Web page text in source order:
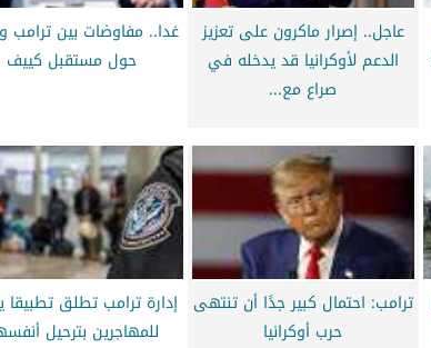
عاجل.. إصرار ماكرون على تعزيز
الدعم لأوكرانيا قد يدخله في
صراع مع...
غدا.. مفاوضات بين ترامب
حول مستقبل كييف
ترامب: احتمال كبير جدًا أن تنتهى
حرب أوكرانيا
إدارة ترامب تطلق
للمهاجرين بترحيل